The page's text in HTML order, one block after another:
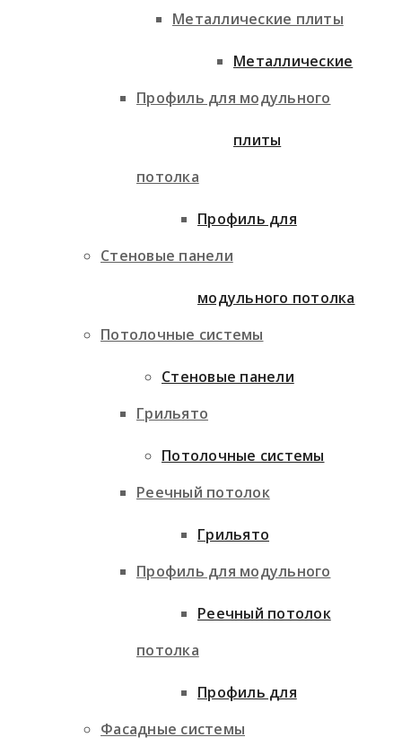
Металлические плиты
Профиль для модульного
потолка
Стеновые панели
Потолочные системы
Грильято
Реечный потолок
Профиль для модульного
потолка
Фасадные системы
Металлические
плиты
Профиль для
модульного потолка
Стеновые панели
Потолочные системы
Грильято
Реечный потолок
Профиль для